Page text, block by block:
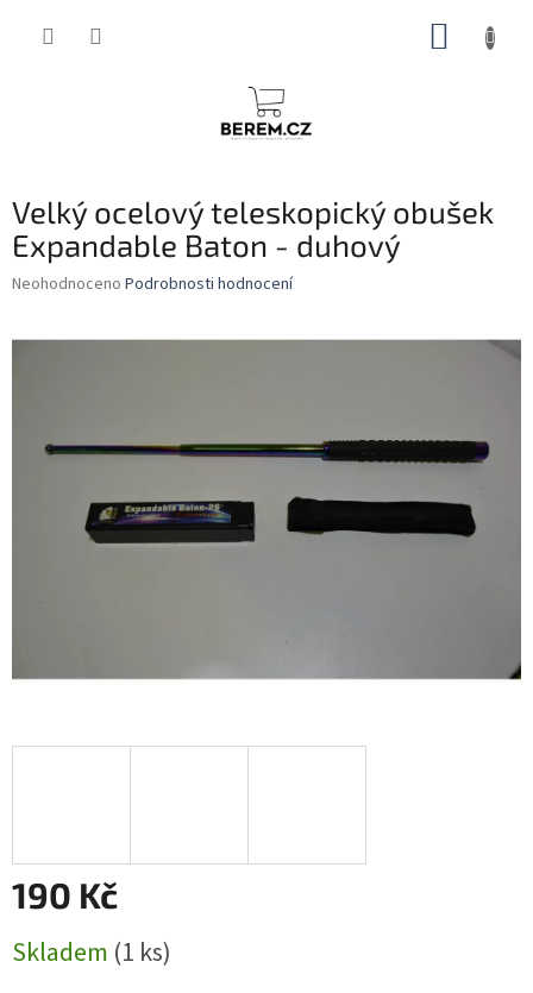
Velký ocelový teleskopický obušek
Expandable Baton - duhový
Průměrné
hvězdiček.
Neohodnoceno Podrobnosti hodnocení
190 Kč
cena:
Skladem (1 ks)